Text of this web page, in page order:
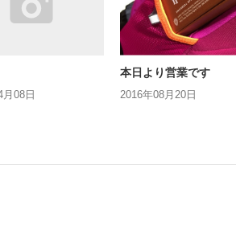
月08日
本日より営業です
2016年08月20日